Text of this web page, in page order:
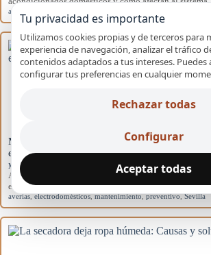
aire acondicionado
Mantenimiento básico para evitar averías en
electrodomésticos
Mantenimiento preventivo
Aprende rutinas de mantenimiento para prevenir
electrodomésticos y mejorar su eficiencia en…
averías ,electrodomésticos,mantenimiento,preventivo,Sevilla
Tu privacidad es importante
Utilizamos cookies propias y de terceros para
experiencia de navegación, analizar el tráfico
contenidos adaptados a tus intereses. Puedes
configurar tus preferencias en cualquier
Rechazar todas
Configurar
Aceptar todas